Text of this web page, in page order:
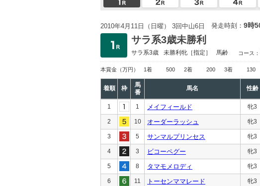
2010年4月11日（日曜） 3回中山6日 発走時刻： 9時
サラ系3歳未勝利
サラ系3歳 未勝利牝［指定］ 馬齢 コース：
本賞金 （万円） 1着 500 2着 200 3着 130
着順 枠
馬
番
馬名 性齢
1 1 メイフィールド 牝3
2 10 オーダーラッシュ 牝3
3 5 サンマルプリンセス 牝3
4 3 ビコーペグー 牝3
5 8 タマモメロディ 牝3
6 11 トーセンママレード 牝3